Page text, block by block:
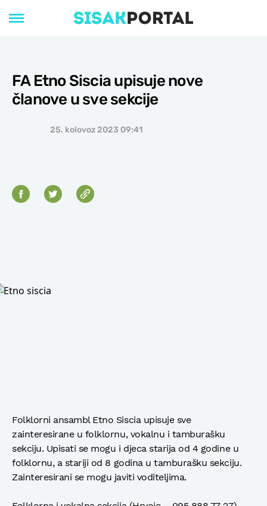
FA Etno Siscia upisuje nove
članove u sve sekcije
25. kolovoz 2023 09:41
Folklorni ansambl Etno Siscia upisuje sve
zainteresirane u folklornu, vokalnu i tamburašku
sekciju. Upisati se mogu i djeca starija od 4 godine u
folklornu, a stariji od 8 godina u tamburašku sekciju.
Zainteresirani se mogu javiti voditeljima.